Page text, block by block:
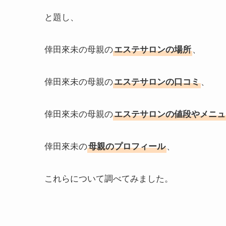
と題し、
倖田來未の母親のエステサロンの場所、
倖田來未の母親のエステサロンの口コミ、
倖田來未の母親のエステサロンの値段やメニ
倖田來未の母親のプロフィール、
これらについて調べてみました。